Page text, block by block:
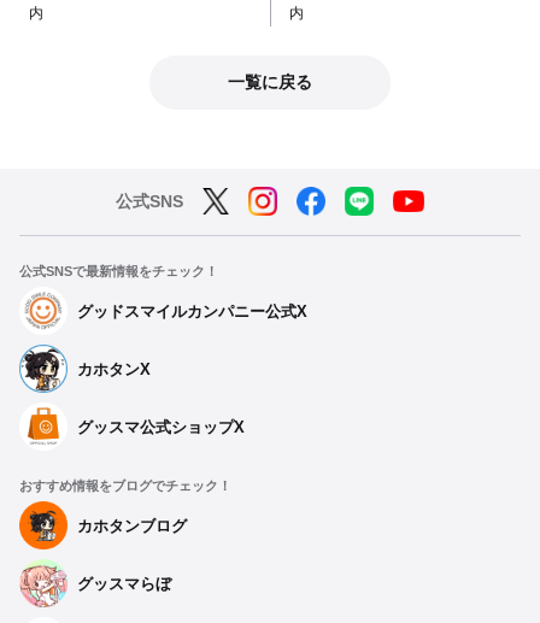
内
内
一覧に戻る
公式SNS
公式SNSで最新情報をチェック！
グッドスマイルカンパニー公式X
カホタンX
グッスマ公式ショップX
おすすめ情報をブログでチェック！
カホタンブログ
グッスマらぼ